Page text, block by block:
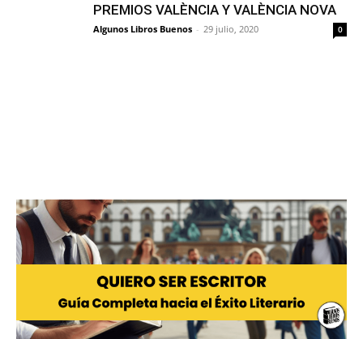
PREMIOS VALÈNCIA Y VALÈNCIA NOVA
Algunos Libros Buenos - 29 julio, 2020 0